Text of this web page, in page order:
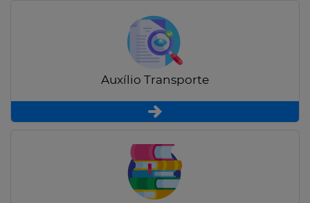
Auxílio Transporte